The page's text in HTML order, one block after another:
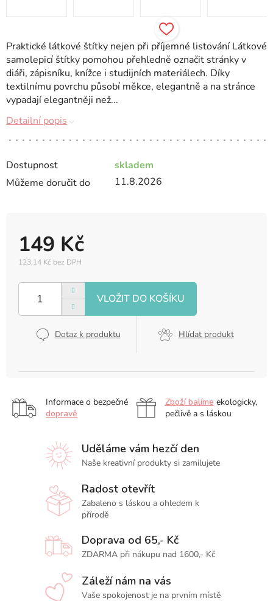
Dostupnost
skladem
Můžeme doručit do
11.8.2026
149 Kč
123,14 Kč bez DPH
cena:
Dotaz k produktu Hlídat produkt
Praktické látkové štítky nejen při příjemné listování Látkové
samolepicí štítky pomohou přehledně označit stránky v
diáři, zápisníku, knížce i studijních materiálech. Díky
textilnímu povrchu působí měkce, elegantně a na stránce
vypadají elegantněji než...
Detailní popis
Informace o bezpečné
dopravě
Zboží balíme ekologicky,
pečlivě a s láskou
Uděláme vám hezčí den
Naše kreativní produkty si zamilujete
Radost otevřít
Zabaleno s láskou a ohledem k
přírodě
Doprava od 65,- Kč
ZDARMA při nákupu nad 1600,- Kč
Záleží nám na vás
Vaše spokojenost je na prvním místě